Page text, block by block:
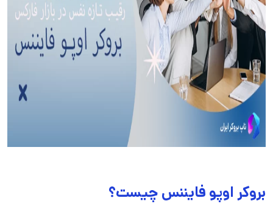
بروکر اوپو فایننس چیست؟